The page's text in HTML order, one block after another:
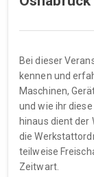
Bei dieser
kennen und
Maschinen,
und wie ihr
hinaus dient der
die
teilweise
Zeitwart.